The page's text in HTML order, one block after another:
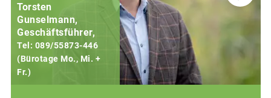
Torsten
Gunselmann,
Geschäftsführer,
Tel: 089/55873-446
(Bürotage Mo., Mi. +
Fr.)